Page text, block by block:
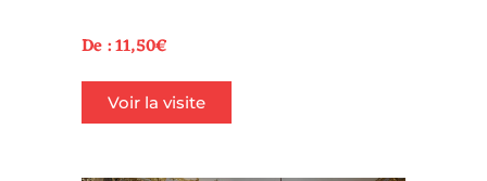
basé sur
client
De :11,50€
Voir la visite